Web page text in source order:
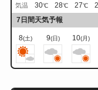
気温 30℃ 28℃ 27℃
7日間天気予報
8(土) 9(日) 10(月)